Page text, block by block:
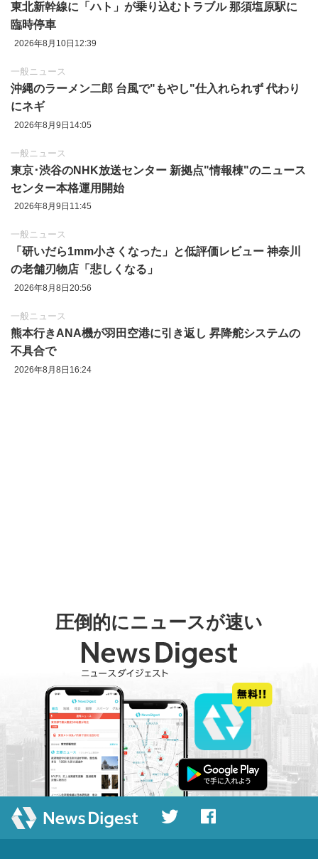
東北新幹線に「ハト」が乗り込むトラブル 那須塩原駅に
臨時停車
2026年8月10日12:39
一般ニュース
沖縄のラーメン二郎 台風で"もやし"仕入れられず 代わり
にネギ
2026年8月9日14:05
一般ニュース
東京‪･‬渋谷のNHK放送センター 新拠点"情報棟"のニュース
センター本格運用開始
2026年8月9日11:45
一般ニュース
「研いだら1mm小さくなった」と低評価レビュー 神奈川
の老舗刃物店「悲しくなる」
2026年8月8日20:56
一般ニュース
熊本行きANA機が羽田空港に引き返し 昇降舵システムの
不具合で
2026年8月8日16:24
圧倒的にニュースが速い